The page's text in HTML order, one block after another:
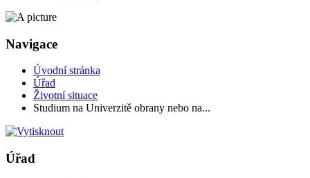
Navigace
Úvodní stránka
Úřad
Životní situace
Studium na Univerzitě obrany nebo na...
Úřad